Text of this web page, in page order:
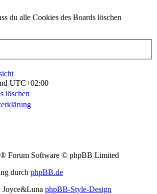
du alle Cookies des Boards löschen
UTC+02:00
löschen
® Forum Software © phpBB Limited
durch phpBB.de
Joyce&Luna phpBB-Style-Design